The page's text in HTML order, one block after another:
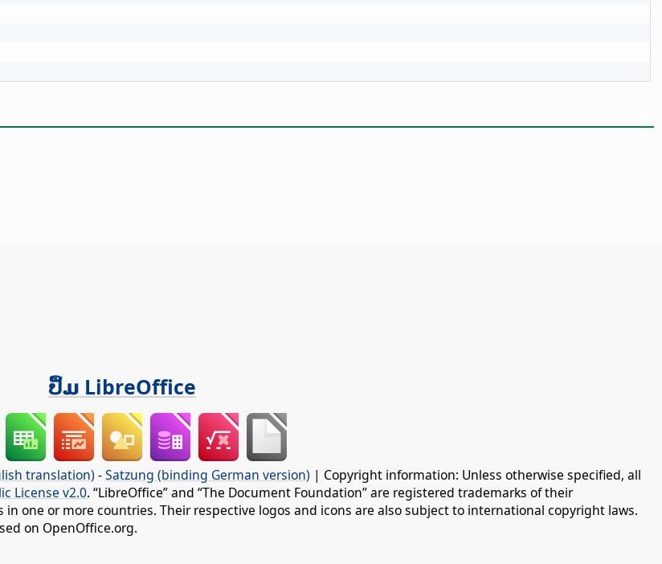
ປຶ້ມ LibreOffice
translation) -Satzung (binding German version) | Copyright information: Unless otherwise specified, all
License v2.0. “LibreOffice” and “The Document Foundation” are registered trademarks of their
one or more countries. Their respective logos and icons are also subject to international copyright laws.
on OpenOffice.org.